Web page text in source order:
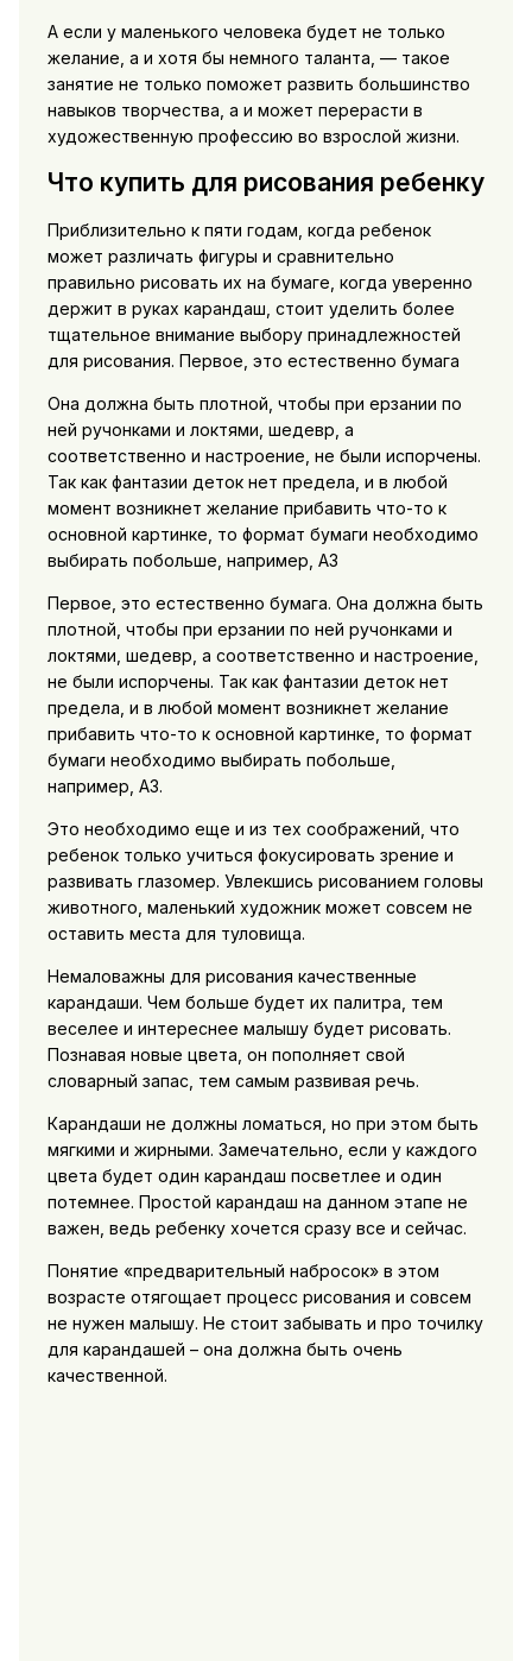
А если у маленького человека будет не только
желание, а и хотя бы немного таланта, — такое
занятие не только поможет развить большинство
навыков творчества, а и может перерасти в
художественную профессию во взрослой жизни.
Что купить для рисования ребенку
Приблизительно к пяти годам, когда ребенок
может различать фигуры и сравнительно
правильно рисовать их на бумаге, когда уверенно
держит в руках карандаш, стоит уделить более
тщательное внимание выбору принадлежностей
для рисования. Первое, это естественно бумага
Она должна быть плотной, чтобы при ерзании по
ней ручонками и локтями, шедевр, а
соответственно и настроение, не были испорчены.
Так как фантазии деток нет предела, и в любой
момент возникнет желание прибавить что-то к
основной картинке, то формат бумаги необходимо
выбирать побольше, например, А3
Первое, это естественно бумага. Она должна быть
плотной, чтобы при ерзании по ней ручонками и
локтями, шедевр, а соответственно и настроение,
не были испорчены. Так как фантазии деток нет
предела, и в любой момент возникнет желание
прибавить что-то к основной картинке, то формат
бумаги необходимо выбирать побольше,
например, А3.
Это необходимо еще и из тех соображений, что
ребенок только учиться фокусировать зрение и
развивать глазомер. Увлекшись рисованием головы
животного, маленький художник может совсем не
оставить места для туловища.
Немаловажны для рисования качественные
карандаши. Чем больше будет их палитра, тем
веселее и интереснее малышу будет рисовать.
Познавая новые цвета, он пополняет свой
словарный запас, тем самым развивая речь.
Карандаши не должны ломаться, но при этом быть
мягкими и жирными. Замечательно, если у каждого
цвета будет один карандаш посветлее и один
потемнее. Простой карандаш на данном этапе не
важен, ведь ребенку хочется сразу все и сейчас.
Понятие «предварительный набросок» в этом
возрасте отягощает процесс рисования и совсем
не нужен малышу. Не стоит забывать и про точилку
для карандашей – она должна быть очень
качественной.